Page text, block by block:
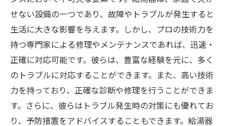
せない設備の一つであり、故障やトラブルが発生すると
生活に大きな影響を与えます。しかし、プロの技術力を
持つ専門家による修理やメンテナンスであれば、迅速・
正確に対応可能です。彼らは、豊富な経験を元に、多く
のトラブルに対応することができます。また、高い技術
力を持っており、正確な診断や修理を行うことができま
す。さらに、彼らはトラブル発生時の対策にも優れてお
り、予防措置をアドバイスすることもできます。給湯器